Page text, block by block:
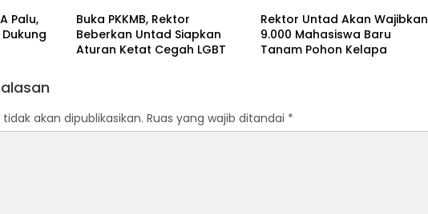
Palu,
Buka PKKMB, Rektor
Beberkan Untad Siapkan
Aturan Ketat Cegah LGBT
Rektor Untad Akan Wajibkan
9.000 Mahasiswa Baru
Tanam Pohon Kelapa
akan dipublikasikan. Ruas yang wajib ditandai *